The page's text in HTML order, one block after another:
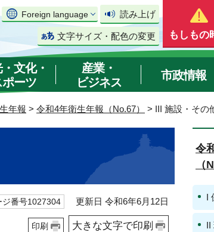
Foreign language 読み上げ
文字サイズ・配色の変更 もしもの
文化・
ポーツ
産業・
ビジネス
市政情報
年報 > 令和4年衛生年報（No.67） > III 施設・その
ジ番号1027304 更新日 令和6年6月12日
印刷 大きな文字で印刷
令
（
I
II